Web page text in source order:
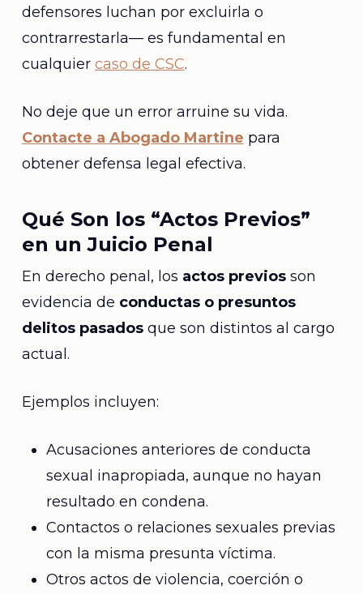
defensores luchan por excluirla o
contrarrestarla— es fundamental en
cualquier caso de CSC.
No deje que un error arruine su vida.
Contacte a Abogado Martine para
obtener defensa legal efectiva.
Qué Son los “Actos Previos”
en un Juicio Penal
En derecho penal, los actos previosson
evidencia de conductas o presuntos
delitos pasadosque son distintos al cargo
actual.
Ejemplos incluyen:
Acusaciones anteriores de conducta
sexual inapropiada, aunque no hayan
resultado en condena.
Contactos o relaciones sexuales previas
con la misma presunta víctima.
Otros actos de violencia, coerción o